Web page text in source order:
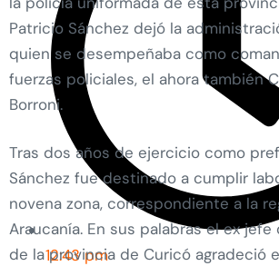
12:43 pm
Patricio Sánchez dejó la
quien se desempeñaba como
fuerzas policiales, el ahora también
Borroni.
Tras dos años de ejercicio como
Sánchez fue destinado a cumplir
novena zona, correspondiente a la
Araucanía. En sus palabras el ex
de la provincia de Curicó agradeció